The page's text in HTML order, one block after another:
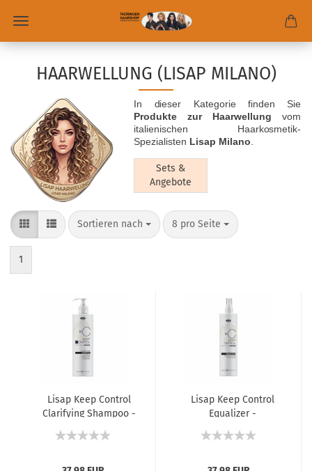
HAARWELLUNG (LISAP MILANO)
In dieser Kategorie finden Sie
Produkte zur Haarwellung vom
italienischen Haarkosmetik-
Spezialisten Lisap Milano
Sets &
Angebote
Sortieren nach 8 pro Seite
1
Lisap Keep Control
Clarifying Shampoo -
für die Haarwellung -
Lisap Keep Control
Equalizer -
- 250 ml